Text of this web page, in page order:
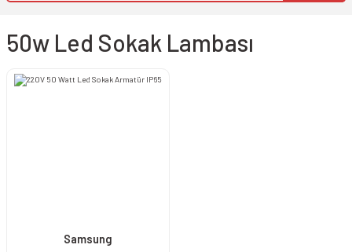
50w Led Sokak Lambası
Samsung